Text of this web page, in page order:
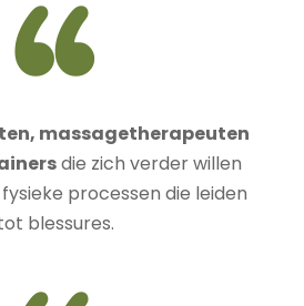
massagetherapeuten
die zich verder willen
processen die leiden
blessures.